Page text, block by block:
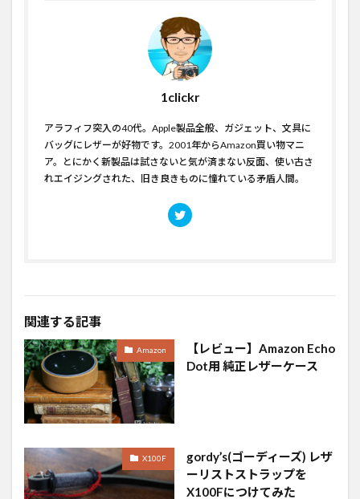
1clickr
アラフィフ突入の40代。Apple製品全般、ガジェット、文具に
バッグにレザーが好物です。2001年からAmazon買い物マニ
ア。とにかく新製品は試さないと気が済まない反面、使い古さ
れエイジングされた、旧き良きものに憧れている矛盾人間。
関連する記事
Amazon
【レビュー】Amazon Echo
Dot用 純正レザーケース
X100F
gordy’s(ゴーディーズ) レザ
ーリストストラップを
X100Fにつけてみた